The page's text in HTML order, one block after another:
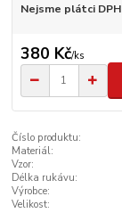
Nejsme plátci DPH
380 Kč/ks
Číslo produktu:
Materiál:
Vzor:
Délka rukávu:
Výrobce:
Velikost: